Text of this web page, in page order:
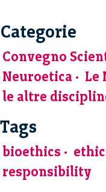
Categorie
Convegno
Neuroetica
Le
le altre
Tags
bioethics
responsibility